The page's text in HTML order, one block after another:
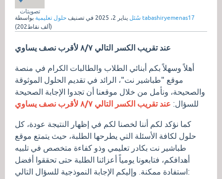
تصويتات
سُئل يناير 2، 2025 في تصنيف حلول تعليمية
tabashiryemenas17
(
202ألف نقاط)
أهلاً وسهلاً بكم أبنائي الطلاب والطالبات الكرام في منصة
موقع "طباشير نت"، الرائد في تقديم الحلول الموثوقة
والصحيحة، ونأمل من خلال موقعنا أن تجدوا الإجابة الصحيحة
للسؤال:
كما نؤكد لكم أننا لخصنا لكم في إظهار النتيجة عودة، كل
حلول لكافة الأسئلة التي يطرحها الطلبة، حيث يتمتع موقع
طباشير نت بكادر تعليمي وذو كفاءة متخصص في تلبيه
أهدافكم، فتابعونا يومياً أعزائنا الطلبة حتى تحققوا أفضل
استفادة ممكنة. وإليكم الإجابة النموذجية للسؤال التالي: